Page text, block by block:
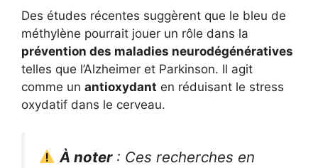
Des études récentes suggèrent que le bleu de
méthylène pourrait jouer un rôle dans la
prévention des maladies neurodégénératives
telles que l’Alzheimer et Parkinson. Il agit
comme un antioxydant en réduisant le stress
oxydatif dans le cerveau.
À noter: Ces recherches en